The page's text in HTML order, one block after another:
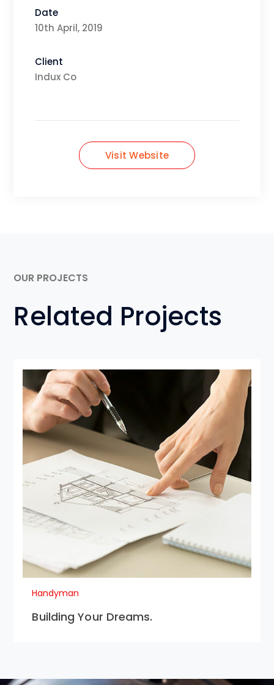
Date
10th April, 2019
Client
Indux Co
Visit Website
OUR PROJECTS
Related Projects
Handyman
Building Your Dreams.